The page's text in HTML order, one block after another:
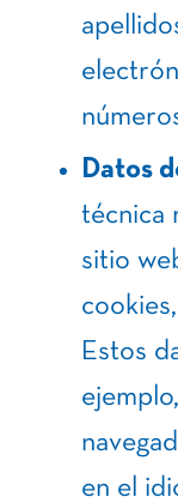
Datos
técnica
sitio
Estos
en el